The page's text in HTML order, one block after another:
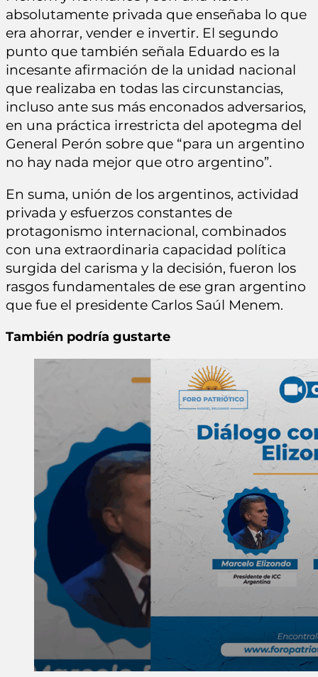
absolutamente privada que enseñaba lo que
era ahorrar, vender e invertir. El segundo
punto que también señala Eduardo es la
incesante afirmación de la unidad nacional
que realizaba en todas las circunstancias,
incluso ante sus más enconados adversarios,
en una práctica irrestricta del apotegma del
General Perón sobre que “para un argentino
no hay nada mejor que otro argentino”.
En suma, unión de los argentinos, actividad
privada y esfuerzos constantes de
protagonismo internacional, combinados
con una extraordinaria capacidad política
surgida del carisma y la decisión, fueron los
rasgos fundamentales de ese gran argentino
que fue el presidente Carlos Saúl Menem.
También podría gustarte